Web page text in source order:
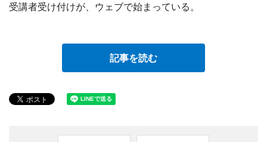
受講者受け付けが、ウェブで始まっている。
記事を読む